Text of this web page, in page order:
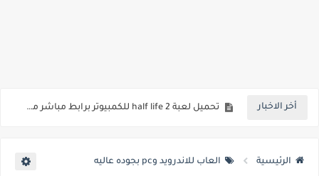
أخر الاخبار تحميل لعبة half life 2 للكمبيوتر برابط مباشر من ميديا فاير وبحجم صغير جدا
الرئيسية العاب للاندرويد وpc بجوده عاليه